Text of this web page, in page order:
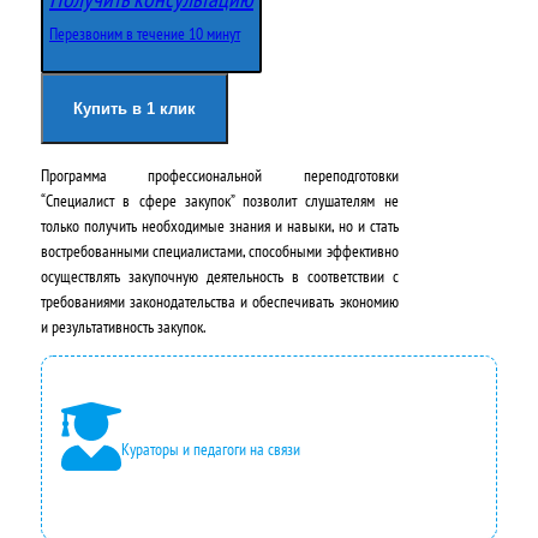
о
ч
а
л
ь
н
а
я
ц
е
н
щ
я
ц
е
н
а
:
2
0
Перезвоним в течение 10 минут
Купить в 1 клик
Программа профессиональной переподготовки
“Специалист в сфере закупок” позволит слушателям не
только получить необходимые знания и навыки, но и стать
востребованными специалистами, способными эффективно
осуществлять закупочную деятельность в соответствии с
требованиями законодательства и обеспечивать экономию
и результативность закупок.
Кураторы и педагоги на связи